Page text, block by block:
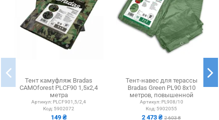
Тент камуфляж Bradas
CAMOforest PLCF90 1,5х2,4
метра
водонепроницаемый
Артикул: PLCF901,5/2,4
Код: 5902072
149 ₴
Тент-навес для терассы
Bradas Green PL90 8х10
метров, повышенной
плотности,...
Артикул: PL908/10
Код: 5902055
2 473 ₴ 2 603 ₴